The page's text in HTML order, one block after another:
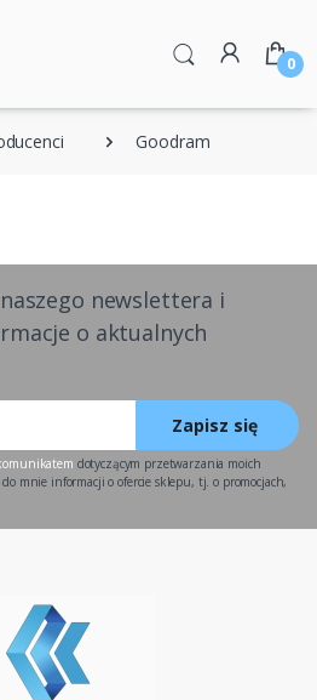
0
Goodram
newslettera i
o aktualnych
Zapisz się
dotyczącym przetwarzania moich
mnie informacji o ofercie sklepu, tj. o promocjach,